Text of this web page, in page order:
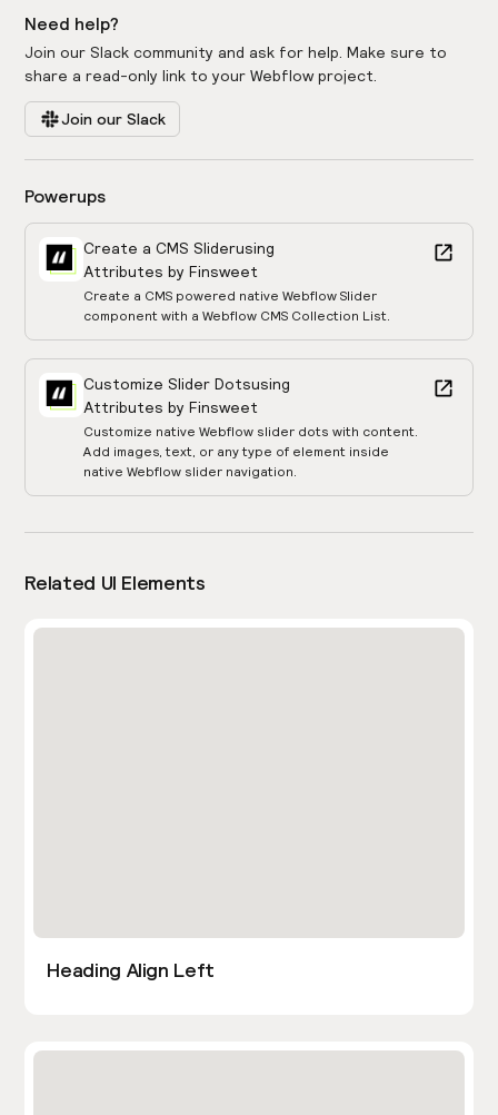
Need help?
Join our Slack community and ask for help. Make sure to
share a read-only link to your Webflow project.
Join our Slack
Powerups
Create a CMS Sliderusing
Attributes by Finsweet
Create a CMS powered native Webflow Slider
component with a Webflow CMS Collection List.
Customize Slider Dotsusing
Attributes by Finsweet
Customize native Webflow slider dots with content.
Add images, text, or any type of element inside
native Webflow slider navigation.
Related UI Elements
Heading Align Left